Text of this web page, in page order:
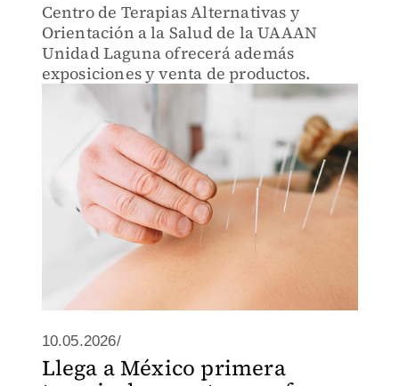
Centro de Terapias Alternativas y
Orientación a la Salud de la UAAAN
Unidad Laguna ofrecerá además
exposiciones y venta de productos.
10.05.2026/
Llega a México primera